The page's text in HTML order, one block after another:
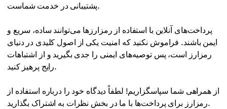
پشتیبانی در خدمت شماست.
پرداخت‌های آنلاین با استفاده از رمزارزها می‌توانند ساده، سریع و
ایمن باشند. فراموش نکنید که امنیت یکی از اصول کلیدی در دنیای
رمزارز است، پس توصیه‌های ایمنی را جدی بگیرید و از اشتباهات
رایج پرهیز کنید.
از همراهی شما سپاسگزاریم! لطفاً دیدگاه خود را درباره استفاده از
رمزارز برای پرداخت‌ها با ما در بخش نظرات به اشتراک بگذارید.